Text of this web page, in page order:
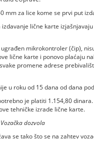
mm za lice kome se prvi put
lične karte
mikrokontroler (čip),
lične karte i ponovo plaćaju
promene adrese
u roku od 15 dana od dana
je platiti 1.154,80
tehničke izrade lične karte.
Vozačka dozvola
se tako što se na zahtev